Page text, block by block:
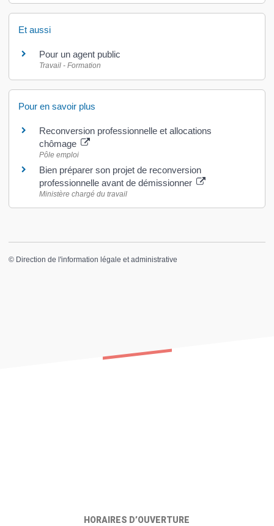
Et aussi
Pour un agent public
Travail - Formation
Pour en savoir plus
Reconversion professionnelle et allocations
chômage
Pôle emploi
Bien préparer son projet de reconversion
professionnelle avant de démissionner
Ministère chargé du travail
© Direction de l'information légale et administrative
HORAIRES D’OUVERTURE